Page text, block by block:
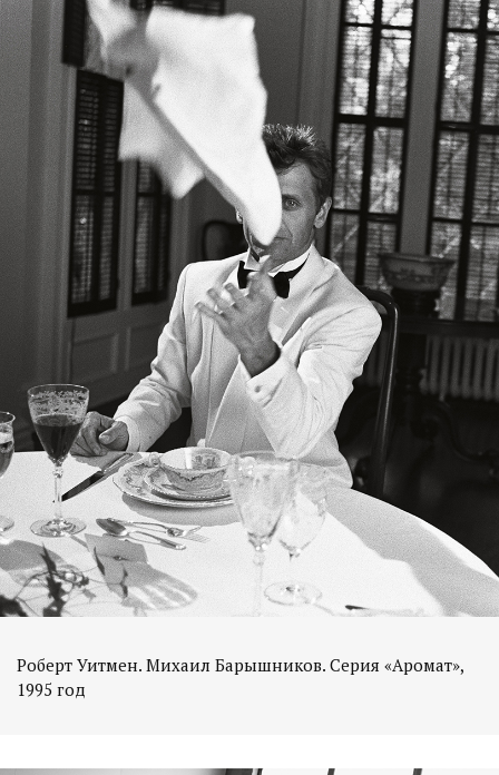
Роберт Уитмен. Михаил Барышников. Серия «Аромат»,
1995 год